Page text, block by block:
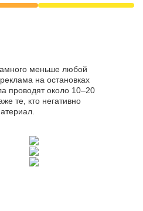
меньше любой
на остановках
проводят около 10–20
те, кто негативно